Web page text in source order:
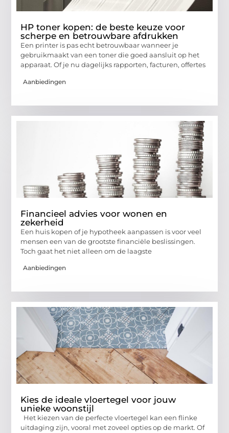
HP toner kopen: de beste keuze voor
scherpe en betrouwbare afdrukken
Een printer is pas echt betrouwbaar wanneer je
gebruikmaakt van een toner die goed aansluit op het
apparaat. Of je nu dagelijks rapporten, facturen, offertes
Aanbiedingen
Financieel advies voor wonen en
zekerheid
Een huis kopen of je hypotheek aanpassen is voor veel
mensen een van de grootste financiële beslissingen.
Toch gaat het niet alleen om de laagste
Aanbiedingen
Kies de ideale vloertegel voor jouw
unieke woonstijl
Het kiezen van de perfecte vloertegel kan een flinke
uitdaging zijn, vooral met zoveel opties op de markt. Of